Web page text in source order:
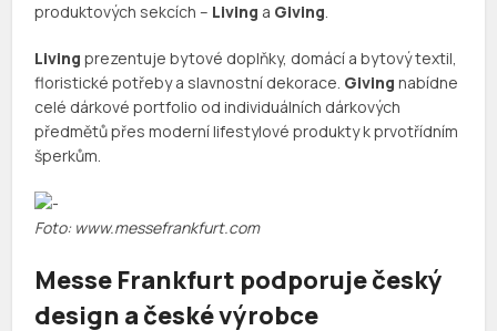
produktových sekcích – Living a Giving.
Livingprezentuje bytové doplňky, domácí a bytový textil,
floristické potřeby a slavnostní dekorace. Giving nabídne
celé dárkové portfolio od individuálních dárkových
předmětů přes moderní lifestylové produkty k prvotřídním
šperkům.
Foto: www.messefrankfurt.com
Messe Frankfurt podporuje český
design a české výrobce